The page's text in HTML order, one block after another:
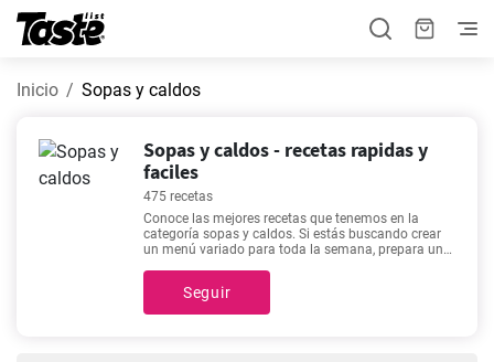
Inicio Sopas y caldos
Sopas y caldos - recetas rapidas y
faciles
475 recetas
Conoce las mejores recetas que tenemos en la
categoría sopas y caldos. Si estás buscando crear
un menú variado para toda la semana, prepara una
preparación de estas recetas es de 5 - 600 minutos.
Te invitamos a hacer clic en la que más te guste
Seguir